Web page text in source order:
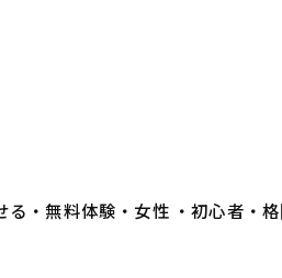
・無料体験・女性 ・初心者・